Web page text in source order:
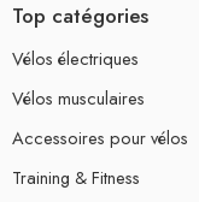
Top catégories
Vélos électriques
Vélos musculaires
Accessoires pour vélos
Training & Fitness